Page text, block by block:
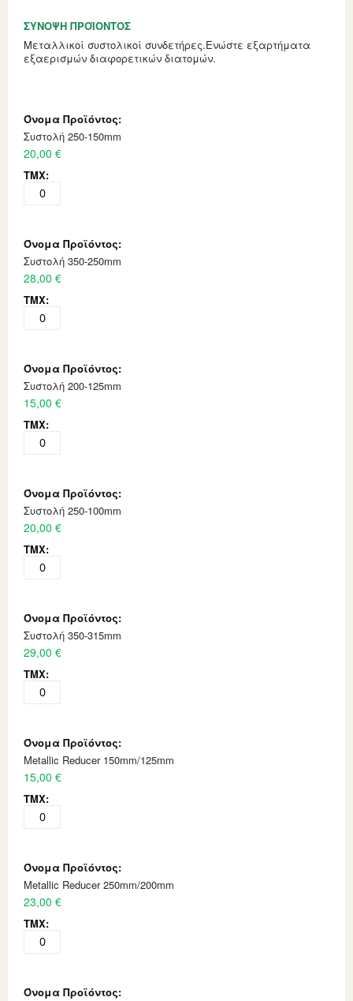
images
gallery
ΣΎΝΟΨΗ ΠΡΟΪΌΝΤΟΣ
Μεταλλικοί συστολικοί συνδετήρες.Ενώστε εξαρτήματα
εξαερισμών διαφορετικών διατομών.
product
items
Συστολή 250-150mm
20,00 €
Συστολή 350-250mm
28,00 €
Συστολή 200-125mm
15,00 €
Συστολή 250-100mm
20,00 €
Συστολή 350-315mm
29,00 €
Metallic Reducer 150mm/125mm
15,00 €
Metallic Reducer 250mm/200mm
23,00 €